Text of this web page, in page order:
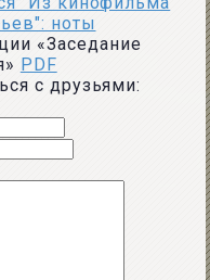
«Заседание
PDF
с друзьями: